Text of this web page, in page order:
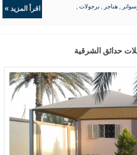
هناجر برجولات اقرأ المزيد »
حدائق الشرقية